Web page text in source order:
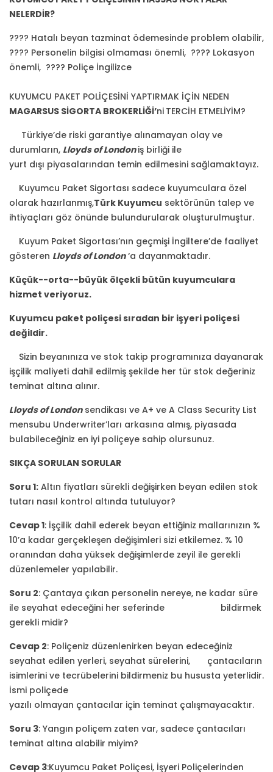
NELERDİR?
???? Hatalı beyan tazminat ödemesinde problem olabilir,
???? Personelin bilgisi olmaması önemli, ???? Lokasyon
önemli, ???? Poliçe İngilizce
KUYUMCU PAKET POLİÇESİNİ YAPTIRMAK İÇİN NEDEN
MAGARSUS SİGORTA BROKERLİĞİ’ni TERCİH ETMELİYİM?
Türkiye’de riski garantiye alınamayan olay ve
durumların, Lloyds of Londoniş birliği ile
yurt dışı piyasalarından temin edilmesini sağlamaktayız.
Kuyumcu Paket Sigortası sadece kuyumculara özel
olarak hazırlanmış,Türk Kuyumcu sektörünün talep ve
ihtiyaçları göz önünde bulundurularak oluşturulmuştur.
Kuyum Paket Sigortası’nın geçmişi İngiltere’de faaliyet
gösteren Lloyds of London‘a dayanmaktadır.
Küçük--orta--büyük ölçekli bütün kuyumculara
hizmet veriyoruz.
Kuyumcu paket poliçesi sıradan bir işyeri poliçesi
değildir.
Sizin beyanınıza ve stok takip programınıza dayanarak
işçilik maliyeti dahil edilmiş şekilde her tür stok değeriniz
teminat altına alınır.
Lloyds of Londonsendikası ve A+ ve A Class Security List
mensubu Underwriter’ları arkasına almış, piyasada
bulabileceğiniz en iyi poliçeye sahip olursunuz.
SIKÇA SORULAN SORULAR
Soru 1: Altın fiyatları sürekli değişirken beyan edilen stok
tutarı nasıl kontrol altında tutuluyor?
Cevap 1: İşçilik dahil ederek beyan ettiğiniz mallarınızın %
10’a kadar gerçekleşen değişimleri sizi etkilemez. % 10
oranından daha yüksek değişimlerde zeyil ile gerekli
düzenlemeler yapılabilir.
Soru 2: Çantaya çıkan personelin nereye, ne kadar süre
ile seyahat edeceğini her seferinde bildirmek
gerekli midir?
Cevap 2: Poliçeniz düzenlenirken beyan edeceğiniz
seyahat edilen yerleri, seyahat sürelerini, çantacıların
isimlerini ve tecrübelerini bildirmeniz bu hususta yeterlidir.
İsmi poliçede
yazılı olmayan çantacılar için teminat çalışmayacaktır.
Soru 3: Yangın poliçem zaten var, sadece çantacıları
teminat altına alabilir miyim?
Cevap 3:Kuyumcu Paket Poliçesi, İşyeri Poliçelerinden